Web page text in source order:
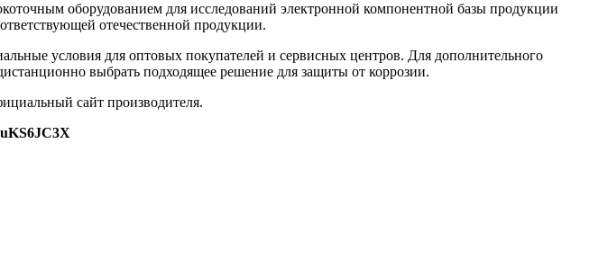
оборудованием для исследований электронной компонентной базы продукции
отечественной продукции.
условия для оптовых покупателей и сервисных центров. Для дополнительного
выбрать подходящее решение для защиты от коррозии.
сайт производителя.